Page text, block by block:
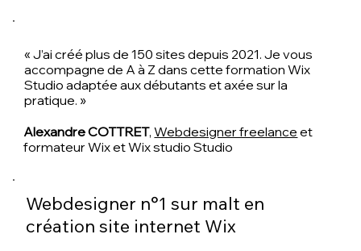
« J’ai créé plus de 150 sites depuis 2021. Je vous
accompagne de A à Z dans cette formation Wix
Studio adaptée aux débutants et axée sur la
pratique. »
Alexandre COTTRET,Webdesigner freelance et
formateur Wix et Wix studio Studio
Webdesigner n°1 sur malt en
création site internet Wix